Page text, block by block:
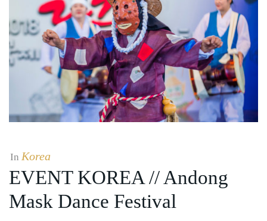
In Korea
EVENT KOREA // Andong
Mask Dance Festival